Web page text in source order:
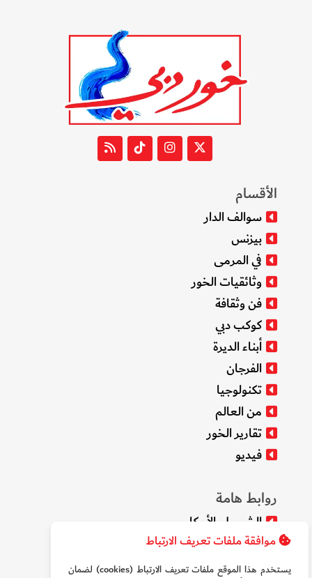
موافقة ملفات تعريف الارتباط
يستخدم هذا الموقع ملفات تعريف الارتباط (cookies) لضمان
الأقسام
سوالف الدار
بيزنس
في المرمى
وثائقيات الخور
فن وثقافة
كوكب دبي
أبناء الديرة
الفرجان
تكنولوجيا
من العالم
تقارير الخور
فيديو
روابط هامة
الشروط والأحكام
سياسة الخصوصية
من نحن